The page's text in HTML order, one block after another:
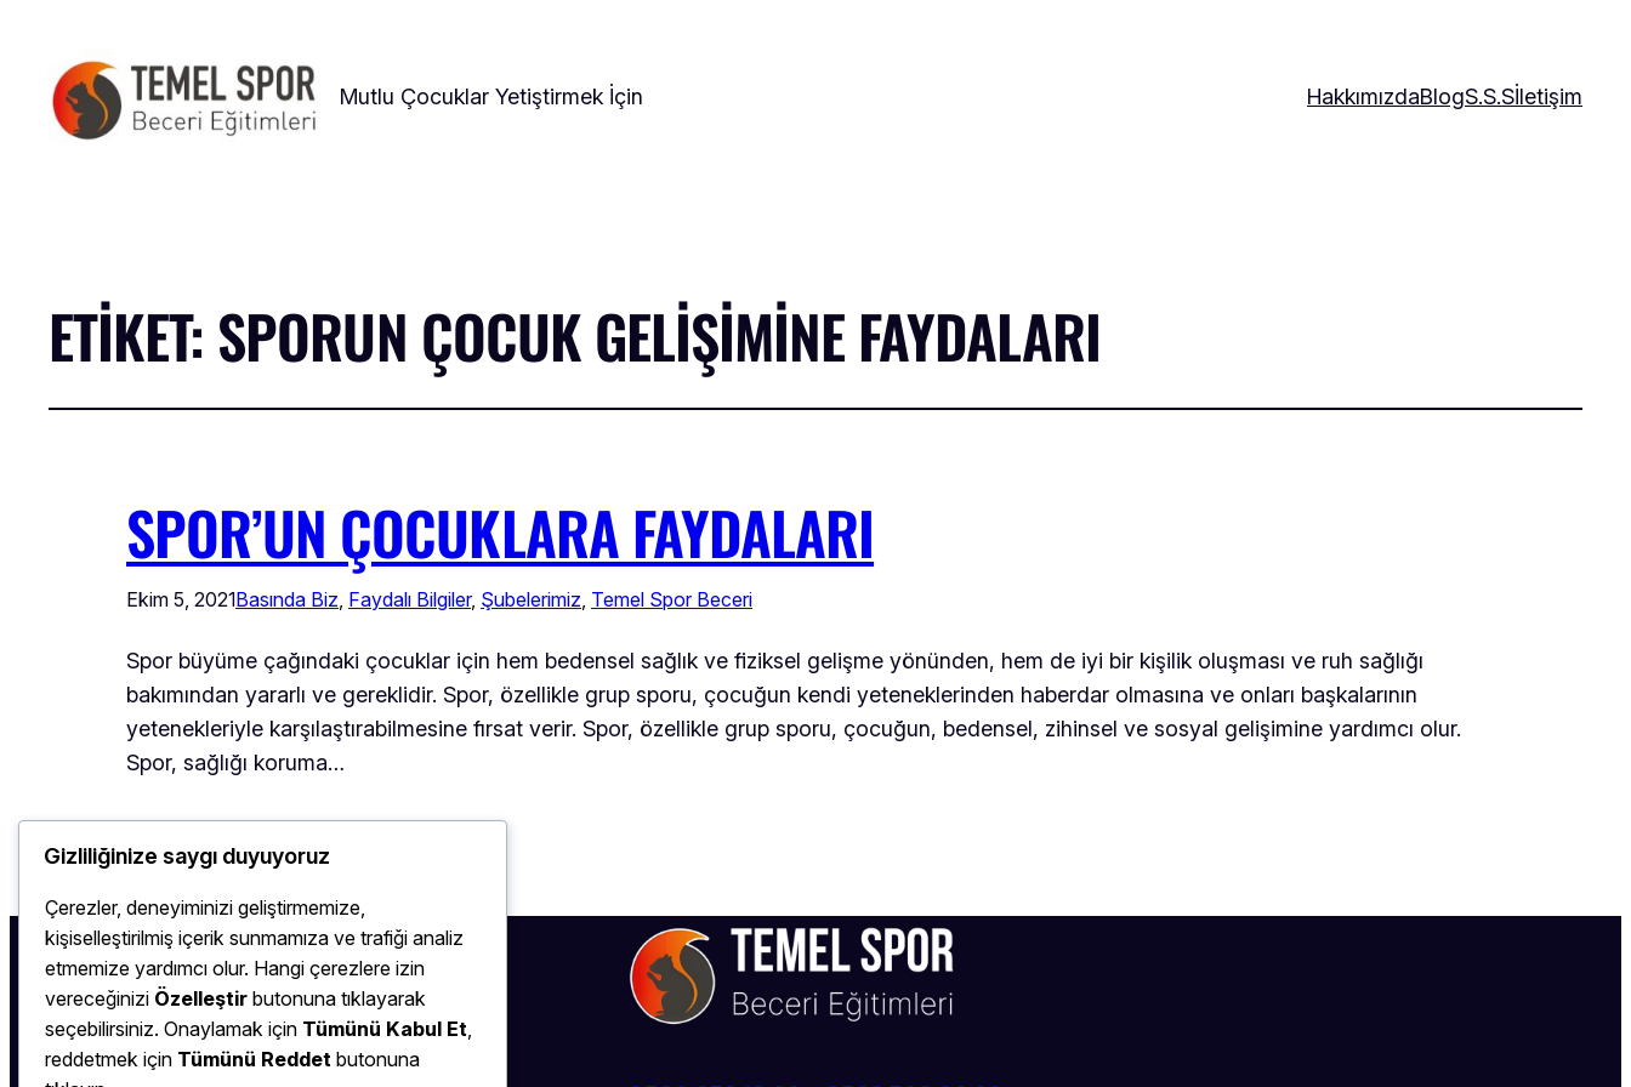
Mutlu Çocuklar Yetiştirmek İçin HakkımızdaBlogS.S.Sİletişim
ETIKET: SPORUN ÇOCUK GELIŞIMINE FAYDALARI
SPOR’UN ÇOCUKLARA FAYDALARI
Ekim 5, 2021Basında Biz, Faydalı Bilgiler, Şubelerimiz, Temel Spor Beceri
Spor büyüme çağındaki çocuklar için hem bedensel sağlık ve fiziksel gelişme yönünden, hem de iyi bir kişilik oluşması ve ruh sağlığı
bakımından yararlı ve gereklidir. Spor, özellikle grup sporu, çocuğun kendi yeteneklerinden haberdar olmasına ve onları başkalarının
yetenekleriyle karşılaştırabilmesine fırsat verir. Spor, özellikle grup sporu, çocuğun, bedensel, zihinsel ve sosyal gelişimine yardımcı olur.
Spor, sağlığı koruma…
Gizliliğinize saygı duyuyoruz
Çerezler, deneyiminizi geliştirmemize,
kişiselleştirilmiş içerik sunmamıza ve trafiği analiz
etmemize yardımcı olur. Hangi çerezlere izin
vereceğinizi Özelleştir butonuna tıklayarak
seçebilirsiniz. Onaylamak için Tümünü Kabul Et,
reddetmek için Tümünü Reddet butonuna